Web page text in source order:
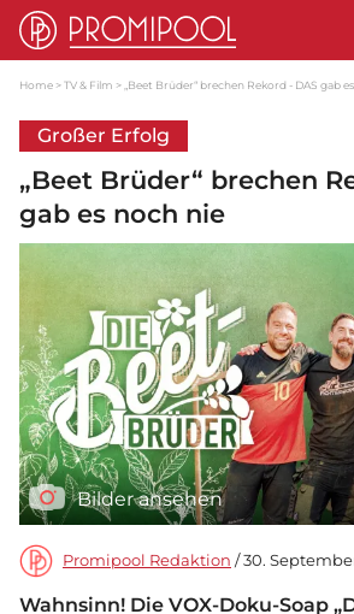
Home TV & Film „Beet Brüder“ brechen Rekord - DAS gab
Großer Erfolg
„Beet Brüder“ brechen
gab es noch nie
Bilder ansehen
Promipool Redaktion / 30.
Wahnsinn! Die VOX-Doku-Soap